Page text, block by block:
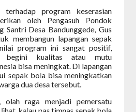
program keserasian
oleh Pengasuh Pondok
Santri Desa Bandunggede, Gus
membangun lapangan sepak
program ini sangat positif,
begini kualitas atau mutu
bisa meningkat. Di lapangan
sepak bola bisa meningkatkan
dua desa tersebut.
olah raga menjadi pemersatu